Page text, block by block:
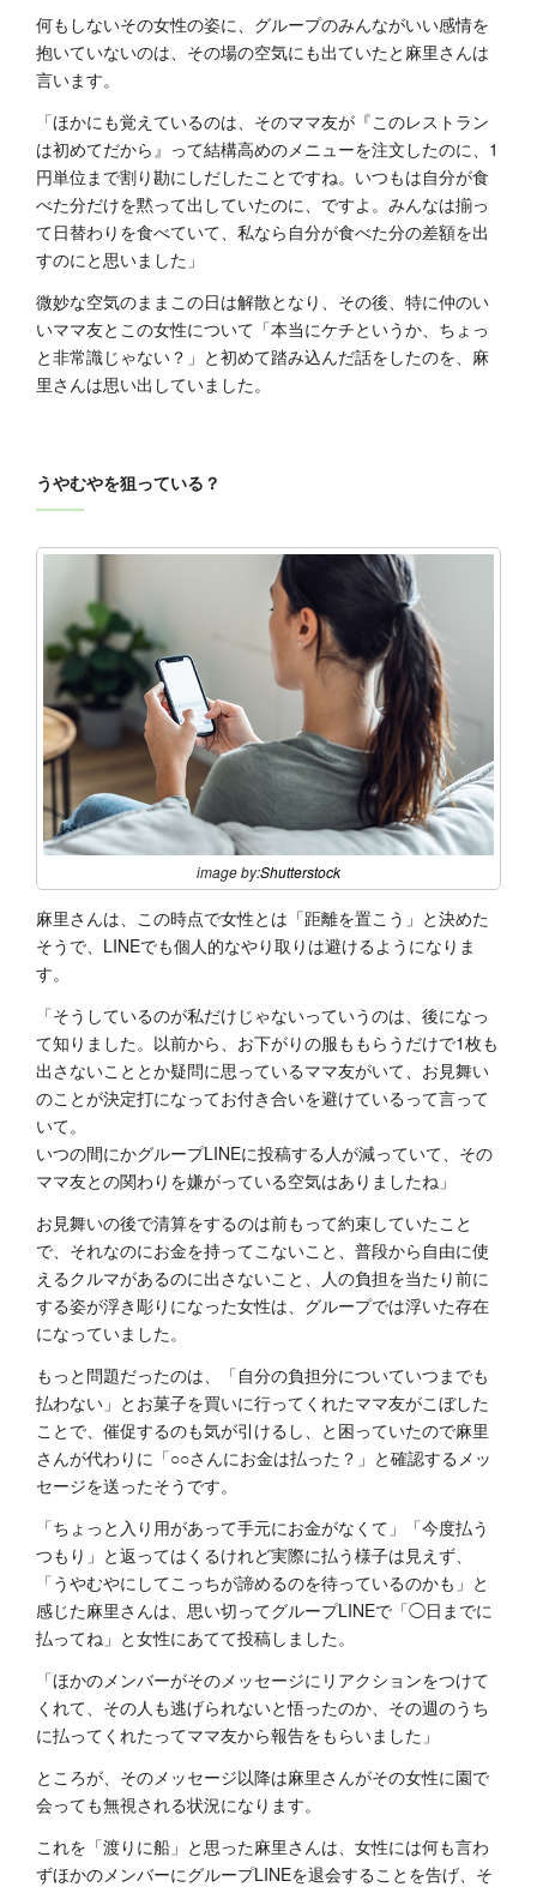
何もしないその女性の姿に、グループのみんながいい感情を
抱いていないのは、その場の空気にも出ていたと麻里さんは
言います。
「ほかにも覚えているのは、そのママ友が『このレストラン
は初めてだから』って結構高めのメニューを注文したのに、1
円単位まで割り勘にしだしたことですね。いつもは自分が食
べた分だけを黙って出していたのに、ですよ。みんなは揃っ
て日替わりを食べていて、私なら自分が食べた分の差額を出
すのにと思いました」
微妙な空気のままこの日は解散となり、その後、特に仲のい
いママ友とこの女性について「本当にケチというか、ちょっ
と非常識じゃない？」と初めて踏み込んだ話をしたのを、麻
里さんは思い出していました。
うやむやを狙っている？
image by:Shutterstock
麻里さんは、この時点で女性とは「距離を置こう」と決めた
そうで、LINEでも個人的なやり取りは避けるようになりま
す。
「そうしているのが私だけじゃないっていうのは、後になっ
て知りました。以前から、お下がりの服ももらうだけで1枚も
出さないこととか疑問に思っているママ友がいて、お見舞い
のことが決定打になってお付き合いを避けているって言って
いて。
いつの間にかグループLINEに投稿する人が減っていて、その
ママ友との関わりを嫌がっている空気はありましたね」
お見舞いの後で清算をするのは前もって約束していたこと
で、それなのにお金を持ってこないこと、普段から自由に使
えるクルマがあるのに出さないこと、人の負担を当たり前に
する姿が浮き彫りになった女性は、グループでは浮いた存在
になっていました。
もっと問題だったのは、「自分の負担分についていつまでも
払わない」とお菓子を買いに行ってくれたママ友がこぼした
ことで、催促するのも気が引けるし、と困っていたので麻里
さんが代わりに「○○さんにお金は払った？」と確認するメッ
セージを送ったそうです。
「ちょっと入り用があって手元にお金がなくて」「今度払う
つもり」と返ってはくるけれど実際に払う様子は見えず、
「うやむやにしてこっちが諦めるのを待っているのかも」と
感じた麻里さんは、思い切ってグループLINEで「◯日までに
払ってね」と女性にあてて投稿しました。
「ほかのメンバーがそのメッセージにリアクションをつけて
くれて、その人も逃げられないと悟ったのか、その週のうち
に払ってくれたってママ友から報告をもらいました」
ところが、そのメッセージ以降は麻里さんがその女性に園で
会っても無視される状況になります。
これを「渡りに船」と思った麻里さんは、女性には何も言わ
ずほかのメンバーにグループLINEを退会することを告げ、そ